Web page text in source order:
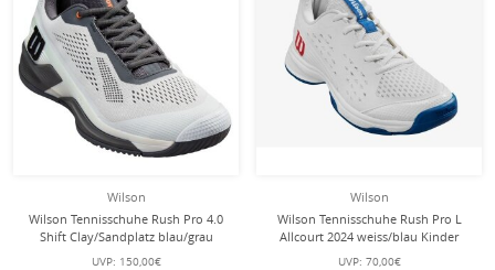
Wilson
Wilson Tennisschuhe Rush Pro 4.0
Shift Clay/Sandplatz blau/grau
Herren
UVP: 150,00€
Wilson
Wilson Tennisschuhe Rush Pro L
Allcourt 2024 weiss/blau Kinder
UVP: 70,00€